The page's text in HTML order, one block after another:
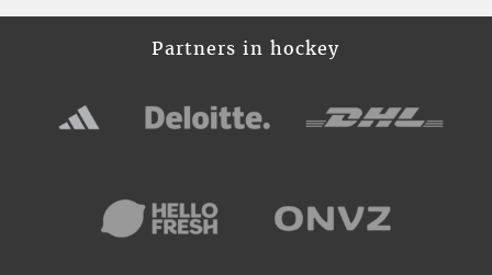
Partners in hockey